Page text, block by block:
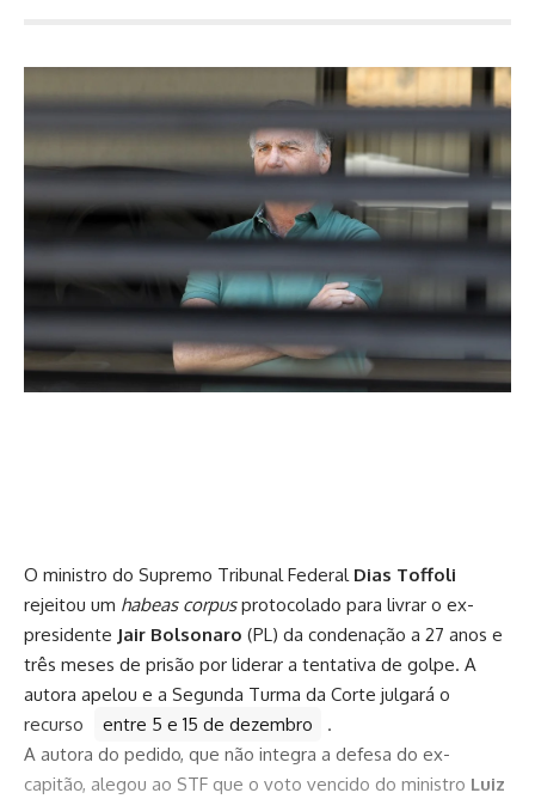
O ministro do Supremo Tribunal Federal Dias Toffoli
rejeitou um habeas corpusprotocolado para livrar o ex-
presidente Jair Bolsonaro (PL) da condenação a 27 anos e
três meses de prisão por liderar a tentativa de golpe. A
autora apelou e a Segunda Turma da Corte julgará o
recurso
entre 5 e 15 de dezembro
.
A autora do pedido, que não integra a defesa do ex-
capitão, alegou ao STF que o voto vencido do ministro Luiz